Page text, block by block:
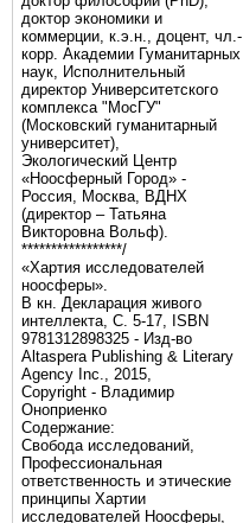
доктор экономики и
коммерции, к.э.н., доцент, чл.-
корр. Академии Гуманитарных
наук, Исполнительный
директор Университетского
комплекса "МосГУ"
(Московский гуманитарный
университет),
Экологический Центр
«Ноосферный Город» -
Россия, Москва, ВДНХ
(директор – Татьяна
Викторовна Вольф).
*****************/
«Хартия исследователей
ноосферы».
В кн. Декларация живого
интеллекта, С. 5-17, ISBN
9781312898325 - Изд-во
Altaspera Publishing & Literary
Agency Inc., 2015,
Copyright - Владимир
Оноприенко
Содержание:
Свобода исследований,
Профессиональная
ответственность и этические
принципы Хартии
исследователей Ноосферы,